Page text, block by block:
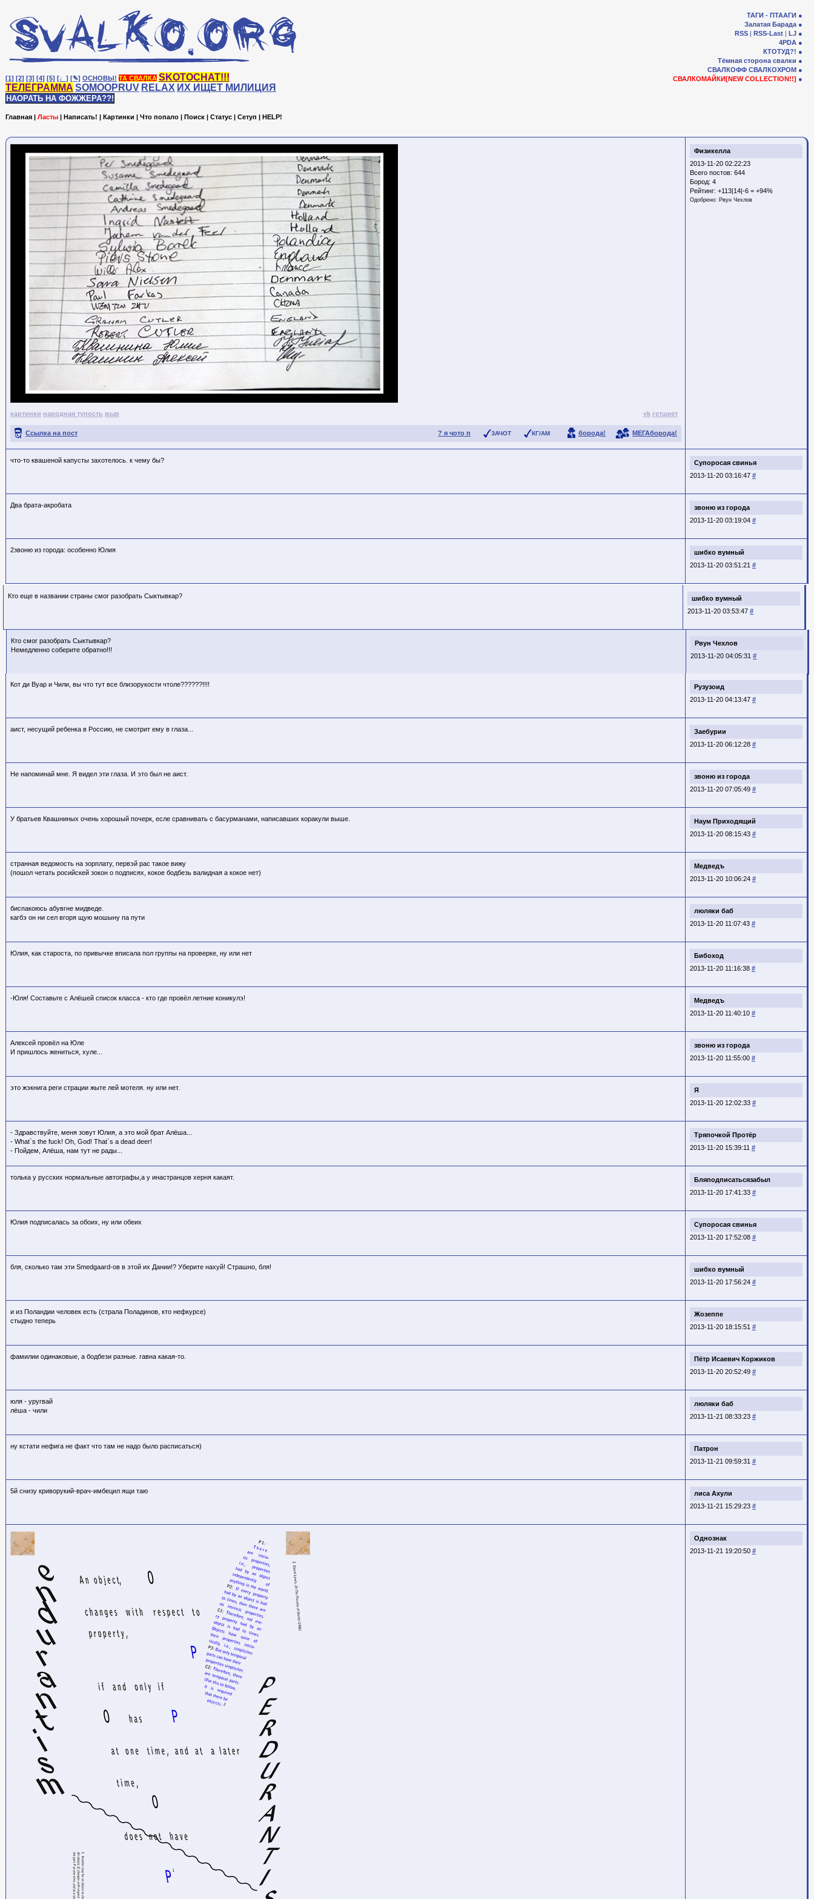
[1] [2] [3] [4] [5] [♩] [✎] ОСНОВЫ! ТА СВАЛКА SKOTOCHAT!!!
ТЕЛЕГРАММА SOMOOPRUV RELAX ИХ ИЩЕТ МИЛИЦИЯ
НАОРАТЬ НА ФОЖЖЕРА??!
ТАГИ - ПТААГИ
Залатая Барада
RSS | RSS-Last | LJ
4PDA
КТОТУД?!
Тёмная сторона свалки
СВАЛКОФФ СВАЛКОХРОМ
СВАЛКОМАЙКИ[NEW COLLECTION!!]
Главная | Ласты | Написать! | Картинки | Что попало | Поиск | Статус | Сетуп | HELP!
Физикелла
2013-11-20 02:22:23
Всего постов: 644
Бород: 4
Рейтинг: +113|14|-6 = +94%
Одобрено: Рвун Чехлов
картинки народная тупость жыр vk гетшеет
? я чото п ЗАЧОТ КГ/АМ борода! МЕГАборода!
Ссылка на пост
Супоросая свинья
2013-11-20 03:16:47 #
что-то квашеной капусты захотелось. к чему бы?
звоню из города
2013-11-20 03:19:04 #
Два брата-акробата
шибко вумный
2013-11-20 03:51:21 #
2звоню из города: особенно Юлия
шибко вумный
2013-11-20 03:53:47#
Кто еще в названии страны смог разобрать Сыктывкар?
Рвун Чехлов
2013-11-20 04:05:31 #
Кто смог разобрать Сыктывкар?
Немедленно соберите обратно!!!
Рузузоид
2013-11-20 04:13:47 #
Кот ди Вуар и Чили, вы что тут все близорукости чтоле??????!!!!
Заебурии
2013-11-20 06:12:28 #
аист, несущий ребенка в Россию, не смотрит ему в глаза...
звоню из города
2013-11-20 07:05:49 #
Не напоминай мне. Я видел эти глаза. И это был не аист.
Наум Приходящий
2013-11-20 08:15:43 #
У братьев Квашниных очень хорошый почерк, есле сравнивать с басурманами, написавших коракули выше.
Медведъ
2013-11-20 10:06:24 #
странная ведомость на зорплату, первэй рас такое вижу
(пошол четать росийскей зокон о подписях, кокое бодбезь валидная а кокое нет)
люляки баб
2013-11-20 11:07:43 #
биспакоюсь абувгне мидведе.
кагбэ он ни сел вгоря щую мошыну па пути
Бибоход
2013-11-20 11:16:38 #
Юлия, как староста, по привычке вписала пол группы на проверке, ну или нет
Медведъ
2013-11-20 11:40:10 #
-Юля! Составьте с Алёшей список класса - кто где провёл летние коникулэ!
звоню из города
2013-11-20 11:55:00 #
Алексей провёл на Юле
И пришлось жениться, хуле...
Я
2013-11-20 12:02:33 #
это жэкнига реги страции жыте лей мотеля. ну или нет.
Тряпочкой Протёр
2013-11-20 15:39:11 #
- Здравствуйте, меня зовут Юлия, а это мой брат Алёша...
- What`s the fuck! Oh, God! That`s a dead deer!
- Пойдем, Алёша, нам тут не рады...
Бляподписатьсязабыл
2013-11-20 17:41:33 #
толька у русских нормальные автографы,а у инастранцов херня какаят.
Супоросая свинья
2013-11-20 17:52:08 #
Юлия подписалась за обоих, ну или обеих
шибко вумный
2013-11-20 17:56:24 #
бля, сколько там эти Smedgaard-ов в этой их Дании!? Уберите нахуй! Страшно, бля!
Жозеппе
2013-11-20 18:15:51 #
и из Поландии человек есть (страла Поладинов, кто нефкурсе)
стыдно теперь
Пётр Исаевич Коржиков
2013-11-20 20:52:49 #
фамилии одинаковые, а бодбези разные. гавна какая-то.
люляки баб
2013-11-21 08:33:23 #
юля - уругвай
лёша - чили
Патрон
2013-11-21 09:59:31 #
ну кстати нефига не факт что там не надо было расписаться)
лиса Ахули
2013-11-21 15:29:23 #
5й снизу криворукий-врач-имбецил ящи таю
Однознак
2013-11-21 19:20:50 #